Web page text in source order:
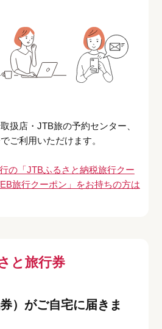
扱店・JTB旅の予約センター、
ご利用いただけます。
の「JTBふるさと納税旅行クー
旅行クーポン」をお持ちの方は
と旅行券
）がご自宅に届きま